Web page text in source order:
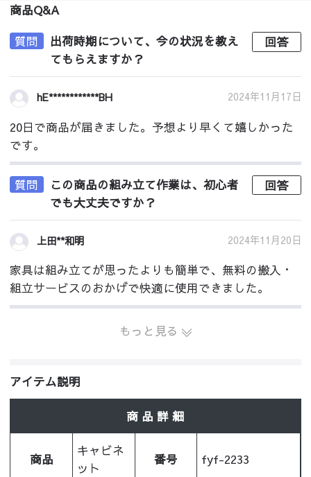
商品Q&A
質問
出荷時期について、今の状況を教え
てもらえますか？
回答
hE************BH 2024年11月17日
20日で商品が届きました。予想より早くて嬉しかった
です。
質問
この商品の組み立て作業は、初心者
でも大丈夫ですか？
回答
上田**和明 2024年11月20日
家具は組み立てが思ったよりも簡単で、無料の搬入・
組立サービスのおかげで快適に使用できました。
もっと見る
アイテム説明
商 品 詳 細
商品
キャビネ
ット
番号 fyf-2233